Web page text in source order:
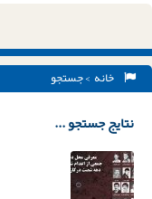
خانه > جستجو
نتایج جستجو ...